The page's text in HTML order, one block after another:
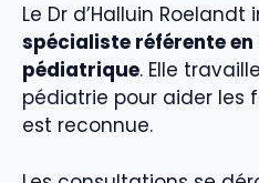
Le Dr d’Halluin
spécialiste référente
pédiatrique. Elle
pédiatrie pour aider les
est reconnue.